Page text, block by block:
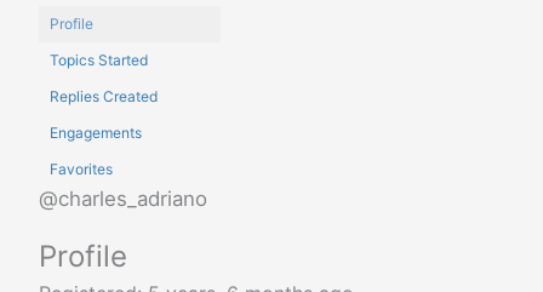
Profile
Topics Started
Replies Created
Engagements
Favorites
@charles_adriano
Profile